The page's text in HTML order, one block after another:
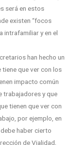
será en estos
existen “focos
intrafamiliar y en el
han hecho un
que ver con los
impacto común
trabajadores y que
tienen que ver con
por ejemplo, en
haber cierto
de Vialidad,